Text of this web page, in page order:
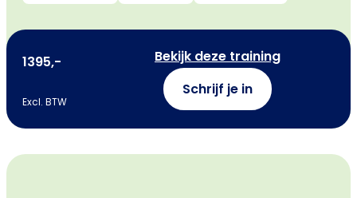
1395,-
Excl. BTW
Bekijk deze training
Schrijf je in